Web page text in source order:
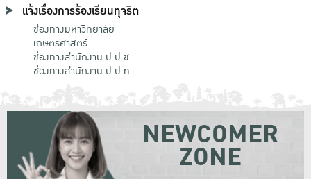
แจ้งเรื่องการร้องเรียนทุจริต
ช่องทางมหาวิทยาลัย
เกษตรศาสตร์
ช่องทางสำนักงาน ป.ป.ช.
ช่องทางสำนักงาน ป.ป.ท.
NEWCOMER
ZONE